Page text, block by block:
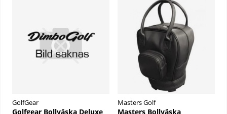
GolfGear
Golfgear Bollväska Deluxe
Masters Golf
Masters Bollväska